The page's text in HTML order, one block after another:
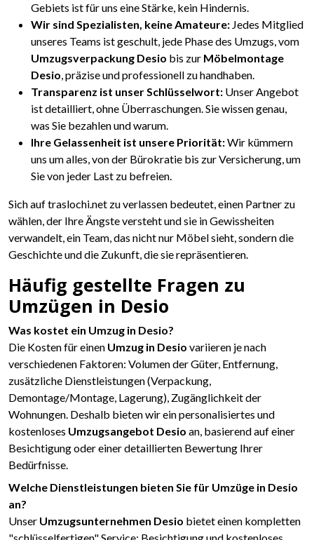
Gebiets ist für uns eine Stärke, kein Hindernis.
Wir sind Spezialisten, keine Amateure: Jedes Mitglied
unseres Teams ist geschult, jede Phase des Umzugs, vom
Umzugsverpackung Desio bis zur Möbelmontage
Desio, präzise und professionell zu handhaben.
Transparenz ist unser Schlüsselwort: Unser Angebot
ist detailliert, ohne Überraschungen. Sie wissen genau,
was Sie bezahlen und warum.
Ihre Gelassenheit ist unsere Priorität:Wir kümmern
uns um alles, von der Bürokratie bis zur Versicherung, um
Sie von jeder Last zu befreien.
Sich auf traslochi.net zu verlassen bedeutet, einen Partner zu
wählen, der Ihre Ängste versteht und sie in Gewissheiten
verwandelt, ein Team, das nicht nur Möbel sieht, sondern die
Geschichte und die Zukunft, die sie repräsentieren.
Häufig gestellte Fragen zu
Umzügen in Desio
Was kostet ein Umzug in Desio?
Die Kosten für einen Umzug in Desio variieren je nach
verschiedenen Faktoren: Volumen der Güter, Entfernung,
zusätzliche Dienstleistungen (Verpackung,
Demontage/Montage, Lagerung), Zugänglichkeit der
Wohnungen. Deshalb bieten wir ein personalisiertes und
kostenloses Umzugsangebot Desio an, basierend auf einer
Besichtigung oder einer detaillierten Bewertung Ihrer
Bedürfnisse.
Welche Dienstleistungen bieten Sie für Umzüge in Desio
an?
Unser Umzugsunternehmen Desio bietet einen kompletten